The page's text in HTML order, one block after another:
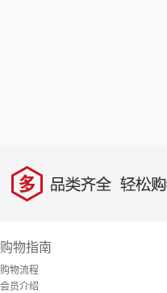
多 品类齐全，轻松购物
购物指南
购物流程
会员介绍